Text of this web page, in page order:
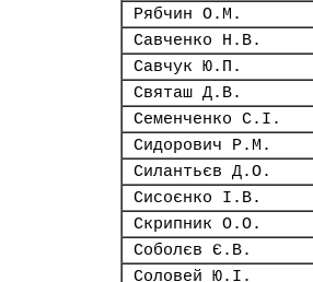
Рябчин О.М.
Савченко Н.В.
Савчук Ю.П.
Святаш Д.В.
Семенченко С.І.
Сидорович Р.М.
Силантьєв Д.О.
Сисоєнко І.В.
Скрипник О.О.
Соболєв Є.В.
Соловей Ю.І.